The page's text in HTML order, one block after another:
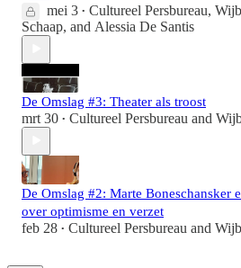
mei 3 • Cultureel Persbureau,
Schaap, and Alessia De Santis
De Omslag #3: Theater als troost
mrt 30 • Cultureel Persbureau and
De Omslag #2: Marte Boneschansker
over optimisme en verzet
feb 28 • Cultureel Persbureau and